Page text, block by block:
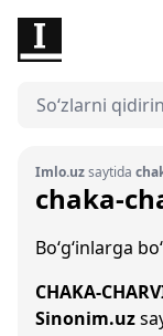
Imlo.uzsaytida
chaka-
Bo‘g‘inlarga
CHAKA-
Sinonim.uz